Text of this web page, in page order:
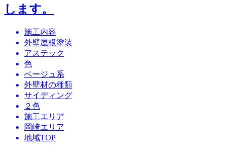
します。
施工内容
外壁屋根塗装
アステック
色
ベージュ系
外壁材の種類
サイディング
２色
施工エリア
岡崎エリア
地域TOP